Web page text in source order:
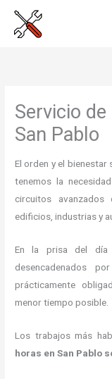
Servicio
San Pablo
El orden y el
tenemos la
circuitos
edificios, industrias y
En la prisa del día
desencadenados
prácticamente
menor tiempo posible.
Los trabajos más
horas en San Pablo